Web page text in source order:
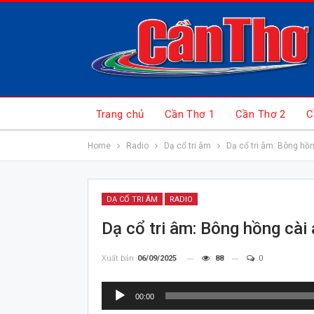
Trang chủ Cần Thơ 1 Cần Thơ 2
Home Radio Dạ cổ tri âm Dạ cổ tri âm: Bông
DẠ CỔ TRI ÂM RADIO
Dạ cổ tri âm: Bông hồng cài
Xuất bản 06/09/2025 88 0
Trình
00:00